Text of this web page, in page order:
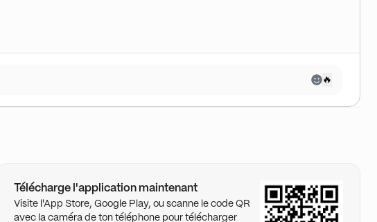
🔥
Télécharge l'application maintenant
Visite l'App Store, Google Play, ou scanne le code QR
avec la caméra de ton téléphone pour télécharger